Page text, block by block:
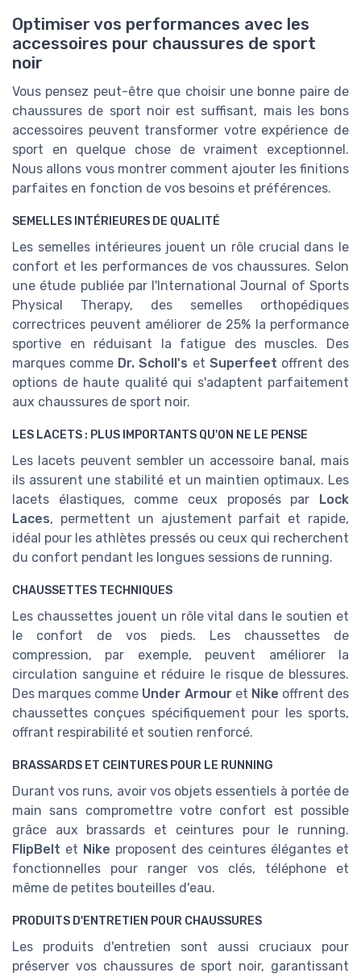
Optimiser vos performances avec les
accessoires pour chaussures de sport
noir
Vous pensez peut-être que choisir une bonne paire de
chaussures de sport noir est suffisant, mais les bons
accessoires peuvent transformer votre expérience de
sport en quelque chose de vraiment exceptionnel.
Nous allons vous montrer comment ajouter les finitions
parfaites en fonction de vos besoins et préférences.
SEMELLES INTÉRIEURES DE QUALITÉ
Les semelles intérieures jouent un rôle crucial dans le
confort et les performances de vos chaussures. Selon
une étude publiée par l'International Journal of Sports
Physical Therapy, des semelles orthopédiques
correctrices peuvent améliorer de 25% la performance
sportive en réduisant la fatigue des muscles. Des
marques comme Dr. Scholl's et Superfeet offrent des
options de haute qualité qui s'adaptent parfaitement
aux chaussures de sport noir.
LES LACETS : PLUS IMPORTANTS QU'ON NE LE PENSE
Les lacets peuvent sembler un accessoire banal, mais
ils assurent une stabilité et un maintien optimaux. Les
lacets élastiques, comme ceux proposés par Lock
Laces, permettent un ajustement parfait et rapide,
idéal pour les athlètes pressés ou ceux qui recherchent
du confort pendant les longues sessions de running.
CHAUSSETTES TECHNIQUES
Les chaussettes jouent un rôle vital dans le soutien et
le confort de vos pieds. Les chaussettes de
compression, par exemple, peuvent améliorer la
circulation sanguine et réduire le risque de blessures.
Des marques comme Under Armouret Nike offrent des
chaussettes conçues spécifiquement pour les sports,
offrant respirabilité et soutien renforcé.
BRASSARDS ET CEINTURES POUR LE RUNNING
Durant vos runs, avoir vos objets essentiels à portée de
main sans compromettre votre confort est possible
grâce aux brassards et ceintures pour le running.
FlipBelt et Nike proposent des ceintures élégantes et
fonctionnelles pour ranger vos clés, téléphone et
même de petites bouteilles d'eau.
PRODUITS D'ENTRETIEN POUR CHAUSSURES
Les produits d'entretien sont aussi cruciaux pour
préserver vos chaussures de sport noir, garantissant